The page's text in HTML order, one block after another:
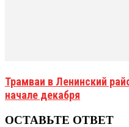
Трамваи в Ленинский
начале декабря
ОСТАВЬТЕ ОТВЕТ